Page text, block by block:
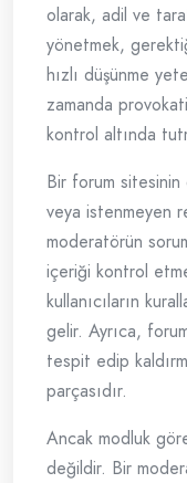
olarak, adil ve
yönetmek,
hızlı düşünme
zamanda
kontrol altında
Bir forum sitesinin
veya istenmeyen
moderatörün
içeriği kontrol
kullanıcıların
gelir. Ayrıca,
tespit edip
parçasıdır.
Ancak modluk
değildir. Bir